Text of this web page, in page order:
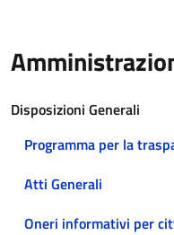
Disposizioni Generali
Programma per la
Atti Generali
Oneri informativi per